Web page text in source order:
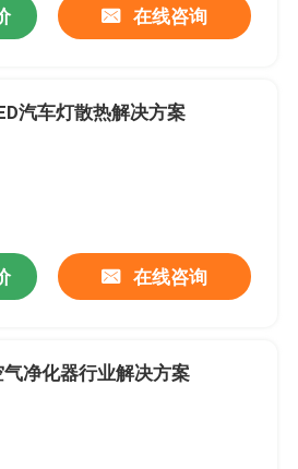
在线咨询
汽车灯散热解决方案
在线咨询
气净化器行业解决方案